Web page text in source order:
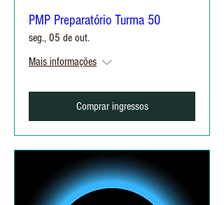
PMP Preparatório Turma 50
seg., 05 de out.
Mais informações
Comprar ingressos